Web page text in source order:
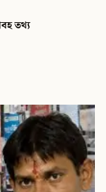
তথ্য